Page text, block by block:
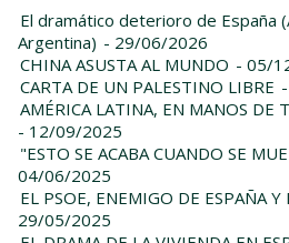
El dramático deterioro de España
Argentina) - 29/06/2026
CHINA ASUSTA AL MUNDO - 05/
CARTA DE UN PALESTINO LIBRE
AMÉRICA LATINA, EN MANOS DE
- 12/09/2025
"ESTO SE ACABA CUANDO SE
04/06/2025
EL PSOE, ENEMIGO DE ESPAÑA Y
29/05/2025